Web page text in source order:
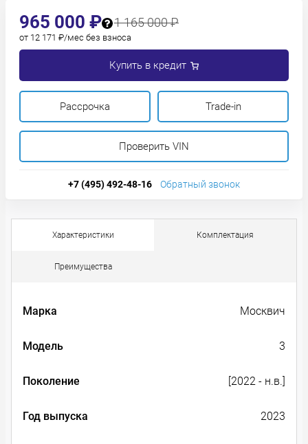
965 000 ₽ 1 165 000 ₽
от 12 171 ₽/мес без взноса
Купить в кредит
Рассрочка Trade-in
Проверить VIN
+7 (495) 492-48-16 Обратный звонок
Характеристики Комплектация
Преимущества
Марка Москвич
Модель 3
Поколение [2022 - н.в.]
Год выпуска 2023